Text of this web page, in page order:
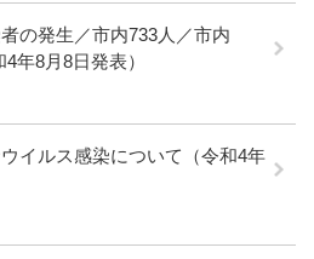
の発生／市内733人／市内
年8月8日発表）
イルス感染について（令和4年